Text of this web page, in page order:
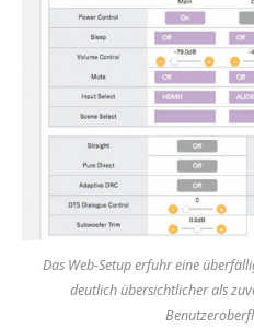
Das Web-Setup erfuhr eine
deutlich übersichtlicher als